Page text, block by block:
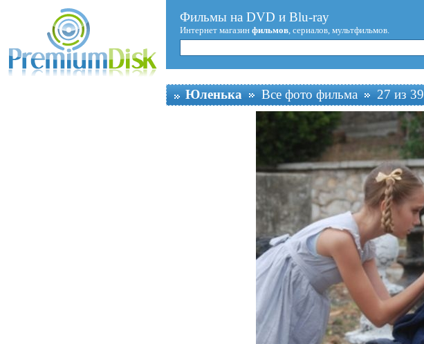
Фильмы на DVD и Blu-ray
Интернет магазин фильмов, сериалов, мультфильмов.
Юленька Все фото фильма 27 из 39